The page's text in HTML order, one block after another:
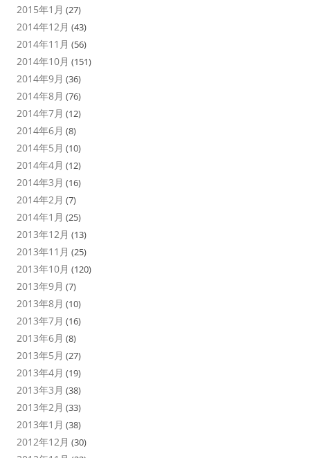
2015年1月 (27)
2014年12月 (43)
2014年11月 (56)
2014年10月 (151)
2014年9月 (36)
2014年8月 (76)
2014年7月 (12)
2014年6月 (8)
2014年5月 (10)
2014年4月 (12)
2014年3月 (16)
2014年2月 (7)
2014年1月 (25)
2013年12月 (13)
2013年11月 (25)
2013年10月 (120)
2013年9月 (7)
2013年8月 (10)
2013年7月 (16)
2013年6月 (8)
2013年5月 (27)
2013年4月 (19)
2013年3月 (38)
2013年2月 (33)
2013年1月 (38)
2012年12月 (30)